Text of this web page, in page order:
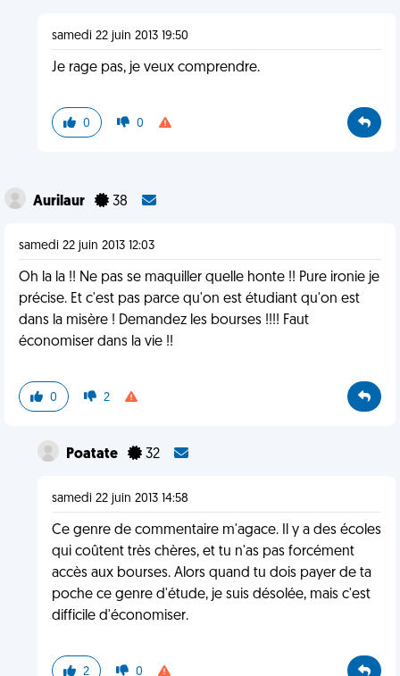
samedi 22 juin 2013 19:50
Je rage pas, je veux comprendre.
0 0
Aurilaur 38
samedi 22 juin 2013 12:03
Oh la la !! Ne pas se maquiller quelle honte !! Pure ironie je
précise. Et c'est pas parce qu'on est étudiant qu'on est
dans la misère ! Demandez les bourses !!!! Faut
économiser dans la vie !!
0 2
Poatate 32
samedi 22 juin 2013 14:58
Ce genre de commentaire m'agace. Il y a des écoles
qui coûtent très chères, et tu n'as pas forcément
accès aux bourses. Alors quand tu dois payer de ta
poche ce genre d'étude, je suis désolée, mais c'est
difficile d'économiser.
2 0